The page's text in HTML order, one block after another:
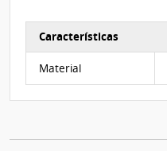
Características
Material